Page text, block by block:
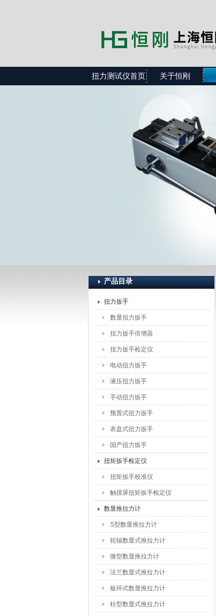
扭力测试仪首页 关于恒刚
产品目录
扭力扳手
数显扭力扳手
扭力扳手倍增器
扭力扳手检定仪
电动扭力扳手
液压扭力扳手
手动扭力扳手
预置式扭力扳手
表盘式扭力扳手
国产扭力扳手
扭矩扳手检定仪
扭矩扳手校准仪
触摸屏扭矩扳手检定仪
数显推拉力计
S型数显推拉力计
轮辐数显式推拉力计
微型数显推拉力计
法兰数显式推拉力计
板环式数显推拉力计
柱型数显式推拉力计